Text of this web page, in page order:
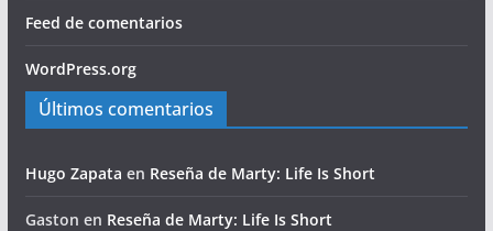
Feed de comentarios
WordPress.org
Últimos comentarios
Hugo Zapata en Reseña de Marty: Life Is Short
Gaston en Reseña de Marty: Life Is Short